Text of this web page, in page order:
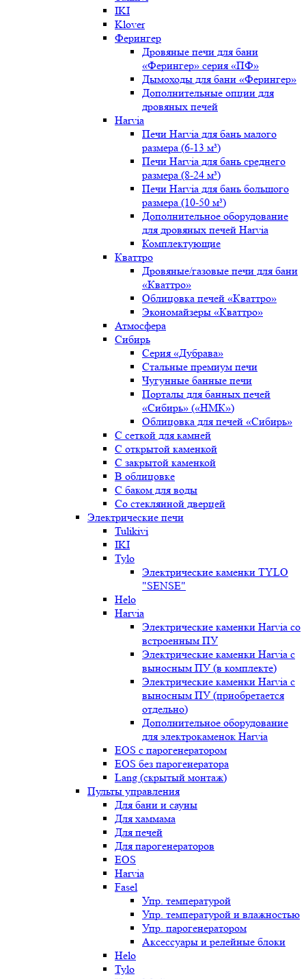
IKI
Klover
Ферингер
Дровяные печи для бани
«Ферингер» серия «ПФ»
Дымоходы для бани «Ферингер»
Дополнительные опции для
дровяных печей
Harvia
Печи Harvia для бань малого
размера (6-13 м³)
Печи Harvia для бань среднего
размера (8-24 м³)
Печи Harvia для бань большого
размера (10-50 м³)
Дополнительное оборудование
для дровяных печей Harvia
Комплектующие
Кваттро
Дровяные/газовые печи для бани
«Кваттро»
Облицовка печей «Кваттро»
Экономайзеры «Кваттро»
Атмосфера
Сибирь
Серия «Дубрава»
Стальные премиум печи
Чугунные банные печи
Порталы для банных печей
«Сибирь» («НМК»)
Облицовка для печей «Сибирь»
С сеткой для камней
С открытой каменкой
С закрытой каменкой
В облицовке
С баком для воды
Со стеклянной дверцей
Электрические печи
Tulikivi
IKI
Tylo
Электрические каменки TYLO
"SENSE"
Helo
Harvia
Электрические каменки Harvia со
встроенным ПУ
Электрические каменки Harvia с
выносным ПУ (в комплекте)
Электрические каменки Harvia с
выносным ПУ (приобретается
отдельно)
Дополнительное оборудование
для электрокаменок Harvia
EOS с парогенератором
EOS без парогенератора
Lang (скрытый монтаж)
Пульты управления
Для бани и сауны
Для хаммама
Для печей
Для парогенераторов
EOS
Harvia
Fasel
Упр. температурой
Упр. температурой и влажностью
Упр. парогенератором
Аксессуары и релейные блоки
Helo
Tylo